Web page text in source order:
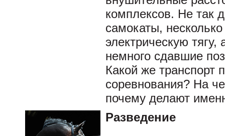
комплексов. Не так
самокаты,
электрическую
немного сдавшие
Какой же транспорт
соревнования? На
почему делают
Разведение